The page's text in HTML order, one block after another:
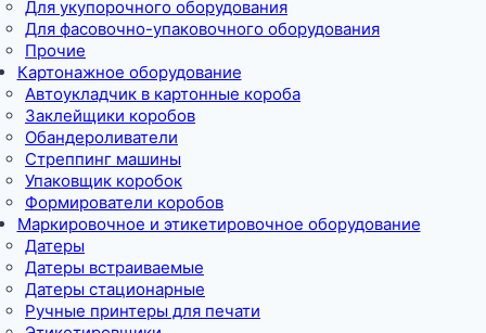
Для укупорочного оборудования
Для фасовочно-упаковочного оборудования
Прочие
Картонажное оборудование
Автоукладчик в картонные короба
Заклейщики коробов
Обандероливатели
Стреппинг машины
Упаковщик коробок
Формирователи коробов
Маркировочное и этикетировочное оборудование
Датеры
Датеры встраиваемые
Датеры стационарные
Ручные принтеры для печати